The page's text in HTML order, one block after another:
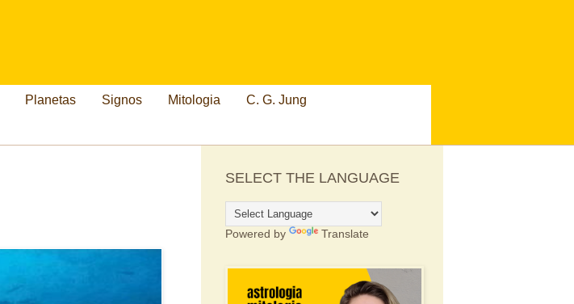
Planetas Signos Mitologia C. G. Jung
SELECT THE LANGUAGE
Powered by Translate